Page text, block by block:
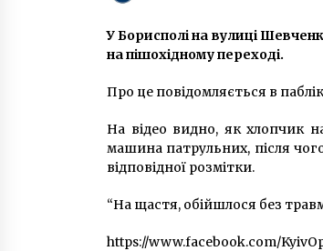
У Києві чоловік
дорогу в
(ФОТО 18+)
Пенсія учасникам
надбавку
4 роки ago
У Борисполі на вулиці
на пішохідному переході.
Про це повідомляється в
На відео видно, як хлопчик
машина патрульних, після
відповідної розмітки.
“На щастя, обійшлося без
https://www.facebook.com/